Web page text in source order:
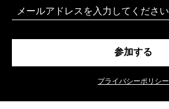
Email
参加する
プライバシーポリシー